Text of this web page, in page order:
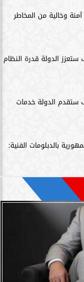
وخالية من المخاطر
الدولة قدرة النظام
ستقدم الدولة خدمات
بالدبلومات الفنية: